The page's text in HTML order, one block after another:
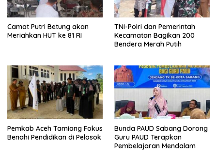
Camat Putri Betung akan
Meriahkan HUT ke 81 RI
TNI-Polri dan Pemerintah
Kecamatan Bagikan 200
Bendera Merah Putih
Pemkab Aceh Tamiang Fokus
Benahi Pendidikan di Pelosok
Bunda PAUD Sabang Dorong
Guru PAUD Terapkan
Pembelajaran Mendalam